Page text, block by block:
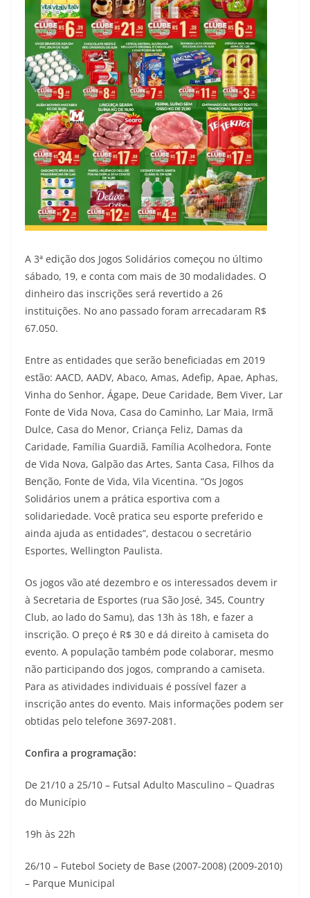
A 3ª edição dos Jogos Solidários começou no último
sábado, 19, e conta com mais de 30 modalidades. O
dinheiro das inscrições será revertido a 26
instituições. No ano passado foram arrecadaram R$
67.050.
Entre as entidades que serão beneficiadas em 2019
estão: AACD, AADV, Abaco, Amas, Adefip, Apae, Aphas,
Vinha do Senhor, Ágape, Deue Caridade, Bem Viver, Lar
Fonte de Vida Nova, Casa do Caminho, Lar Maia, Irmã
Dulce, Casa do Menor, Criança Feliz, Damas da
Caridade, Família Guardiã, Família Acolhedora, Fonte
de Vida Nova, Galpão das Artes, Santa Casa, Filhos da
Benção, Fonte de Vida, Vila Vicentina. “Os Jogos
Solidários unem a prática esportiva com a
solidariedade. Você pratica seu esporte preferido e
ainda ajuda as entidades”, destacou o secretário
Esportes, Wellington Paulista.
Os jogos vão até dezembro e os interessados devem ir
à Secretaria de Esportes (rua São José, 345, Country
Club, ao lado do Samu), das 13h às 18h, e fazer a
inscrição. O preço é R$ 30 e dá direito à camiseta do
evento. A população também pode colaborar, mesmo
não participando dos jogos, comprando a camiseta.
Para as atividades individuais é possível fazer a
inscrição antes do evento. Mais informações podem ser
obtidas pelo telefone 3697-2081.
Confira a programação:
De 21/10 a 25/10 – Futsal Adulto Masculino – Quadras
do Município
19h às 22h
26/10 – Futebol Society de Base (2007-2008) (2009-2010)
– Parque Municipal